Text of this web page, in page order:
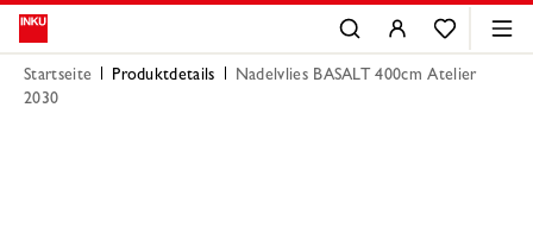
Startseite Produktdetails
Nadelvlies BASALT 400cm Atelier
2030